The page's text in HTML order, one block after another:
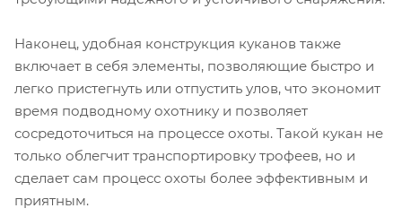
Наконец, удобная конструкция куканов также
включает в себя элементы, позволяющие быстро и
легко пристегнуть или отпустить улов, что экономит
время подводному охотнику и позволяет
сосредоточиться на процессе охоты. Такой кукан не
только облегчит транспортировку трофеев, но и
сделает сам процесс охоты более эффективным и
приятным.